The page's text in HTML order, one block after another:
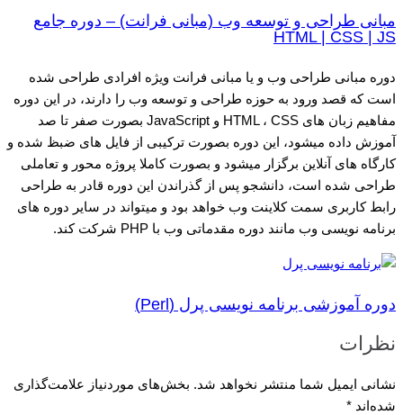
مبانی طراحی و توسعه وب (مبانی فرانت) – دوره جامع
HTML | CSS | JS
دوره مبانی طراحی وب و یا مبانی فرانت ویژه افرادی طراحی شده
است که قصد ورود به حوزه طراحی و توسعه وب را دارند، در این دوره
مفاهیم زبان های HTML ، CSS و JavaScript بصورت صفر تا صد
آموزش داده میشود، این دوره بصورت ترکیبی از فایل های ضبظ شده و
کارگاه های آنلاین برگزار میشود و بصورت کاملا پروژه محور و تعاملی
طراحی شده است، دانشجو پس از گذراندن این دوره قادر به طراحی
رابط کاربری سمت کلاینت وب خواهد بود و میتواند در سایر دوره های
برنامه نویسی وب مانند دوره مقدماتی وب با PHP شرکت کند.
دوره آموزشی برنامه نویسی پرل (Perl)
نظرات
نشانی ایمیل شما منتشر نخواهد شد. بخش‌های موردنیاز علامت‌گذاری
شده‌اند *